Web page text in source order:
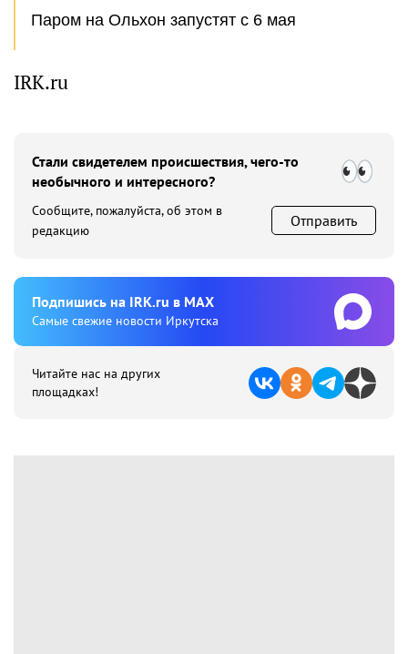
Паром на Ольхон запустят с 6 мая
IRK.ru
Стали свидетелем происшествия, чего-то
необычного и интересного?
Сообщите, пожалуйста, об этом в
редакцию
Отправить
Подпишиcь на IRK.ru в MAX
Cамые свежие новости Иркутска
Читайте нас на других
площадках!